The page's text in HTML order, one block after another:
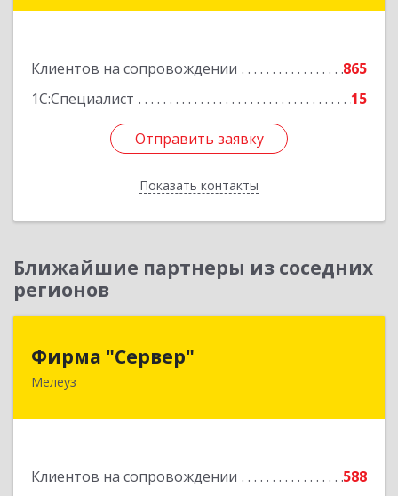
Клиентов на сопровождении
865
1С:Специалист
15
Отправить заявку
Показать контакты
Отправить заявку
Назад
Ближайшие партнеры из соседних
регионов
Фирма "Сервер"
Мелеуз
Клиентов на сопровождении
588
453852, Башкортостан Респ, Мелеузовский р-н,